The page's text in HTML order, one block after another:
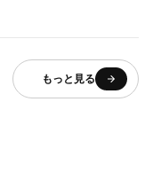
もっと見る